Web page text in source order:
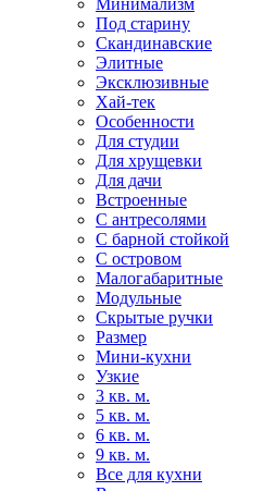
Под старину
Скандинавские
Элитные
Эксклюзивные
Хай-тек
Особенности
Для студии
Для хрущевки
Для дачи
Встроенные
С антресолями
С барной стойкой
С островом
Малогабаритные
Модульные
Скрытые ручки
Размер
Мини-кухни
Узкие
3 кв. м.
5 кв. м.
6 кв. м.
9 кв. м.
Все для кухни